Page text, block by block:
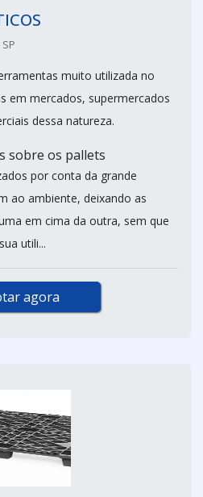
muito utilizada no
em mercados, supermercados
dessa natureza.
sobre os pallets
por conta da grande
ao ambiente, deixando as
em cima da outra, sem que
utili...
agora